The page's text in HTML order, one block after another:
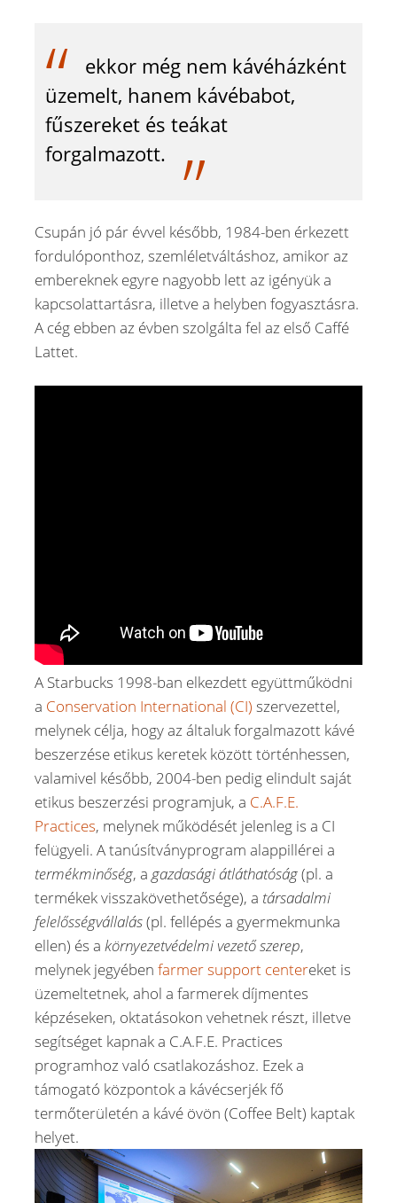
ekkor még nem kávéházként
üzemelt, hanem kávébabot,
fűszereket és teákat
forgalmazott.
Csupán jó pár évvel később, 1984-ben érkezett
fordulóponthoz, szemléletváltáshoz, amikor az
embereknek egyre nagyobb lett az igényük a
kapcsolattartásra, illetve a helyben fogyasztásra.
A cég ebben az évben szolgálta fel az első Caffé
Lattet.
A Starbucks 1998-ban elkezdett együttműködni
a Conservation International (CI) szervezettel,
melynek célja, hogy az általuk forgalmazott kávé
beszerzése etikus keretek között történhessen,
valamivel később, 2004-ben pedig elindult saját
etikus beszerzési programjuk, a C.A.F.E.
Practices, melynek működését jelenleg is a CI
felügyeli. A tanúsítványprogram alappillérei a
termékminőség, a gazdasági átláthatóság(pl. a
termékek visszakövethetősége), a társadalmi
felelősségvállalás(pl. fellépés a gyermekmunka
ellen) és a környezetvédelmi vezető szerep,
melynek jegyében farmer support centereket is
üzemeltetnek, ahol a farmerek díjmentes
képzéseken, oktatásokon vehetnek részt, illetve
segítséget kapnak a C.A.F.E. Practices
programhoz való csatlakozáshoz. Ezek a
támogató központok a kávécserjék fő
termőterületén a kávé övön (Coffee Belt) kaptak
helyet.